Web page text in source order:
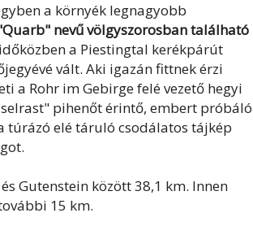
a környék legnagyobb
nevű völgyszorosban található
a Piestingtal kerékpárút
vált. Aki igazán fittnek érzi
a Rohr im Gebirge felé vezető hegyi
pihenőt érintő, embert próbáló
túrázó elé táruló csodálatos tájkép
Gutenstein között 38,1 km. Innen
15 km.